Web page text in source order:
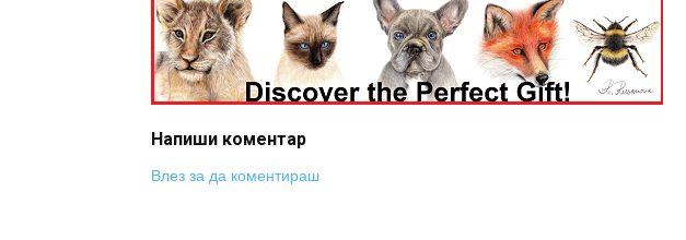
Напиши коментар
Влез за да коментираш